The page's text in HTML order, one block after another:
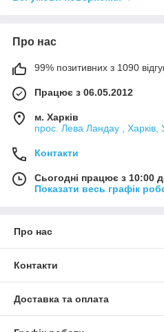
Про нас
99% позитивних з 1090
Працює з 06.05.2012
м. Харків
прос. Лева Ландау , Харків,
Контакти
Сьогодні працює з 10:00
Показати весь графік
Про нас
Контакти
Доставка та оплата